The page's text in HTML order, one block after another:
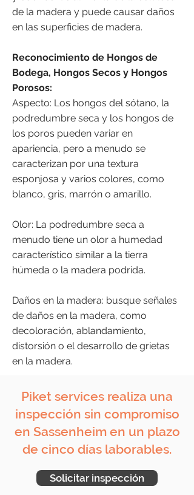
de la madera y puede causar daños
en las superficies de madera.
Reconocimiento de Hongos de
Bodega, Hongos Secos y Hongos
Porosos:
Aspecto: Los hongos del sótano, la
podredumbre seca y los hongos de
los poros pueden variar en
apariencia, pero a menudo se
caracterizan por una textura
esponjosa y varios colores, como
blanco, gris, marrón o amarillo.
Olor: La podredumbre seca a
menudo tiene un olor a humedad
característico similar a la tierra
húmeda o la madera podrida.
Daños en la madera: busque señales
de daños en la madera, como
decoloración, ablandamiento,
distorsión o el desarrollo de grietas
en la madera.
Piket services realiza una
inspección sin compromiso
en Sassenheim en un plazo
de cinco días laborables.
Solicitar inspección